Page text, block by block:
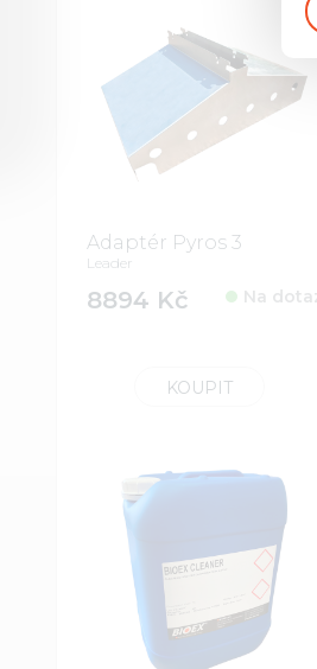
Adaptér Pyros 3
Leader
8894 Kč Na
KOUPIT